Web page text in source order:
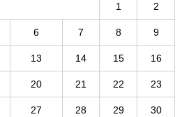
1 2
6 7 8 9
13 14 15 16
20 21 22 23
27 28 29 30